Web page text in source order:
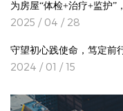
为房屋“体检+治疗+监护”
2025 / 04 / 28
2024 / 01 / 15